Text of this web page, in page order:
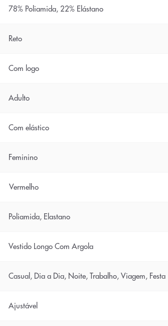
78% Poliamida, 22% Elástano
Reto
Com logo
Adulto
Com elástico
Feminino
Vermelho
Poliamida, Elastano
Vestido Longo Com Argola
Casual, Dia a Dia, Noite, Trabalho, Viagem, Festa
Ajustável